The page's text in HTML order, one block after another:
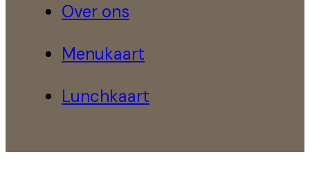
Over ons
Menukaart
Lunchkaart